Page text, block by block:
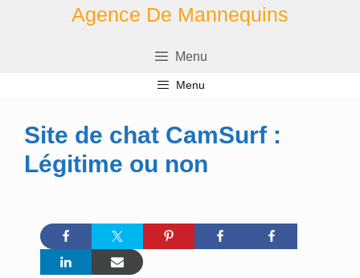
Agence De Mannequins
Menu
Menu
Site de chat CamSurf :
Légitime ou non